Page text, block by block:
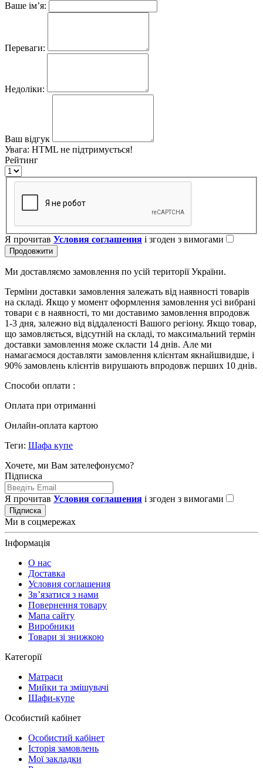
Ваше ім’я:
Переваги:
Недоліки:
Ваш відгук
Увага: HTML не підтримується!
Рейтинг
Я прочитав Условия соглашения і згоден з вимогами
Продовжити
Ми доставляємо замовлення по усій території України.
Терміни доставки замовлення залежать від наявності товарів
на складі. Якщо у момент оформлення замовлення усі вибрані
товари є в наявності, то ми доставимо замовлення впродовж
1-3 дня, залежно від віддаленості Вашого регіону. Якщо товар,
що замовляється, відсутній на складі, то максимальний термін
доставки замовлення може скласти 14 днів. Але ми
намагаємося доставляти замовлення клієнтам якнайшвидше, і
90% замовлень клієнтів вирушають впродовж перших 10 днів.
Способи оплати :
Оплата при отриманні
Онлайн-оплата картою
Теги: Шафа купе
Хочете, ми Вам зателефонуємо?
Підписка
Я прочитав Условия соглашения і згоден з вимогами
Підписка
Ми в соцмережах
Інформація
О нас
Доставка
Условия соглашения
Зв’язатися з нами
Повернення товару
Мапа сайту
Виробники
Товари зі знижкою
Категорії
Матраси
Мийки та змішувачі
Шафи-купе
Особистий кабінет
Особистий кабінет
Історія замовлень
Мої закладки